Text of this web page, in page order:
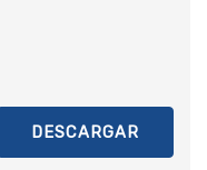
DESCARGAR